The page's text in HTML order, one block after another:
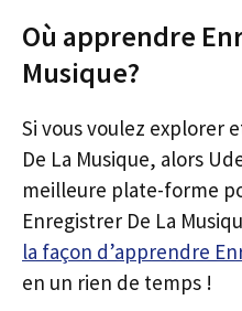
Où apprendre
Musique?
Si vous voulez explorer
De La Musique, alors
meilleure plate-forme
Enregistrer De La
la façon d’apprendre
en un rien de temps !